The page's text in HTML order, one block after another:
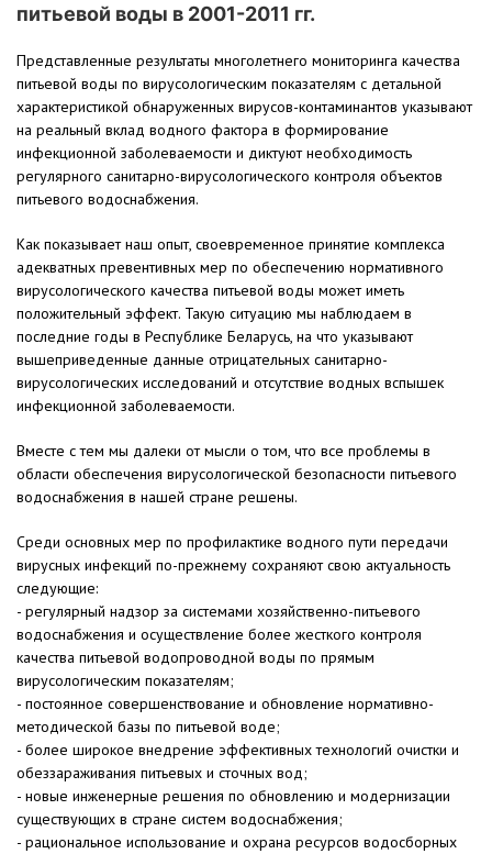
питьевой воды в 2001-2011 гг.
Представленные результаты многолетнего мониторинга качества
питьевой воды по вирусологическим показателям с детальной
характеристикой обнаруженных вирусов-контаминантов указывают
на реальный вклад водного фактора в формирование
инфекционной заболеваемости и диктуют необходимость
регулярного санитарно-вирусологического контроля объектов
питьевого водоснабжения.
Как показывает наш опыт, своевременное принятие комплекса
адекватных превентивных мер по обеспечению нормативного
вирусологического качества питьевой воды может иметь
положительный эффект. Такую ситуацию мы наблюдаем в
последние годы в Республике Беларусь, на что указывают
вышеприведенные данные отрицательных санитарно-
вирусологических исследований и отсутствие водных вспышек
инфекционной заболеваемости.
Вместе с тем мы далеки от мысли о том, что все проблемы в
области обеспечения вирусологической безопасности питьевого
водоснабжения в нашей стране решены.
Среди основных мер по профилактике водного пути передачи
вирусных инфекций по-прежнему сохраняют свою актуальность
следующие:
- регулярный надзор за системами хозяйственно-питьевого
водоснабжения и осуществление более жесткого контроля
качества питьевой водопроводной воды по прямым
вирусологическим показателям;
- постоянное совершенствование и обновление нормативно-
методической базы по питьевой воде;
- более широкое внедрение эффективных технологий очистки и
обеззараживания питьевых и сточных вод;
- новые инженерные решения по обновлению и модернизации
существующих в стране систем водоснабжения;
- рациональное использование и охрана ресурсов водосборных